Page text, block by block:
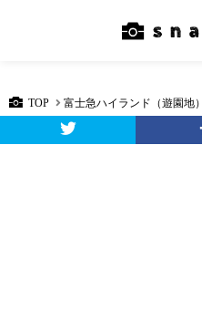
TOP 富士急ハイランド（遊園地）